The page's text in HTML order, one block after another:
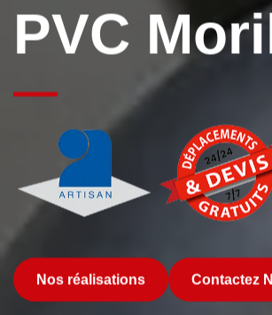
PVC
Nos réalisations Contactez